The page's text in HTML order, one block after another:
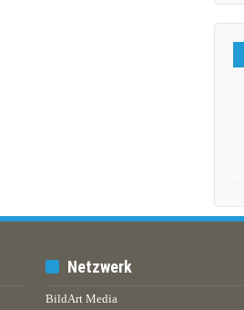
Netzwerk
BildArt Media